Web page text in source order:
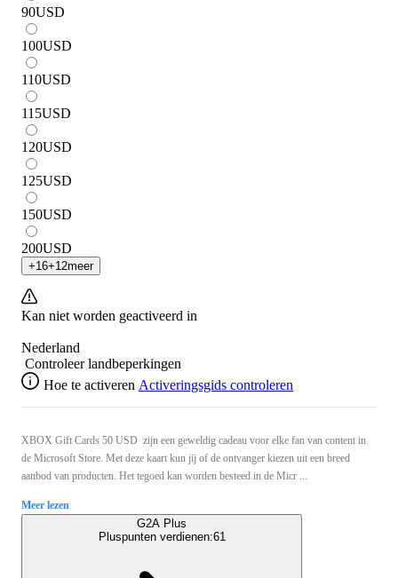
90USD
100USD
110USD
115USD
120USD
125USD
150USD
200USD
+16+12meer
Kan niet worden geactiveerd in
Nederland
Controleer landbeperkingen
Hoe te activeren Activeringsgids controleren
XBOX Gift Cards 50 USD zijn een geweldig cadeau voor elke fan van content in
de Microsoft Store. Met deze kaart kun jij of de ontvanger kiezen uit een breed
aanbod van producten. Het tegoed kan worden besteed in de Micr ...
Meer lezen
G2A Plus
Pluspunten verdienen:61